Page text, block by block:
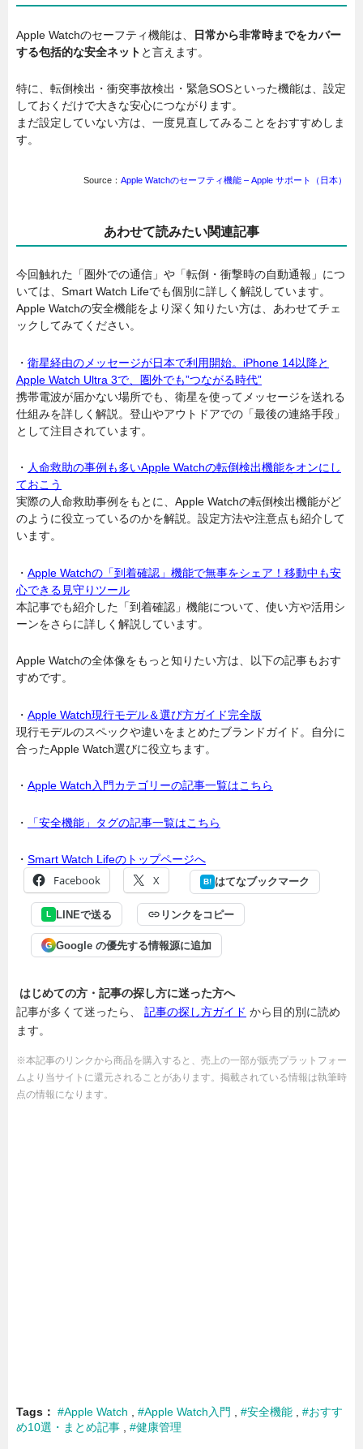
Apple Watchのセーフティ機能は、
日常から非常時までをカバー
する包括的な安全ネット と言えます。
特に、転倒検出・衝突事故検出・緊急SOSといった機能は、設定
しておくだけで大きな安心につながります。
まだ設定していない方は、一度見直してみることをおすすめしま
す。
Source： Apple Watchのセーフティ機能 – Apple サポート（日本）
あわせて読みたい関連記事
今回触れた「圏外での通信」や「転倒・衝撃時の自動通報」につ
いては、Smart Watch Lifeでも個別に詳しく解説しています。
Apple Watchの安全機能をより深く知りたい方は、あわせてチェ
ックしてみてください。
・ 衛星経由のメッセージが日本で利用開始。iPhone 14以降と
Apple Watch Ultra 3で、圏外でも”つながる時代”
携帯電波が届かない場所でも、衛星を使ってメッセージを送れる
仕組みを詳しく解説。登山やアウトドアでの「最後の連絡手段」
として注目されています。
・ 人命救助の事例も多いApple Watchの転倒検出機能をオンにし
ておこう
実際の人命救助事例をもとに、Apple Watchの転倒検出機能がど
のように役立っているのかを解説。設定方法や注意点も紹介して
います。
・ Apple Watchの「到着確認」機能で無事をシェア！移動中も安
心できる見守りツール
本記事でも紹介した「到着確認」機能について、使い方や活用シ
ーンをさらに詳しく解説しています。
Apple Watchの全体像をもっと知りたい方は、以下の記事もおす
すめです。
・ Apple Watch現行モデル＆選び方ガイド完全版
現行モデルのスペックや違いをまとめたブランドガイド。自分に
合ったApple Watch選びに役立ちます。
・ Apple Watch入門カテゴリーの記事一覧はこちら
・ 「安全機能」タグの記事一覧はこちら
・ Smart Watch Lifeのトップページへ
Facebook X B! はてなブックマーク
L LINEで送る リンクをコピー
G Google の優先する情報源に追加
はじめての方・記事の探し方に迷った方へ
記事が多くて迷ったら、 記事の探し方ガイド から目的別に読め
ます。
※本記事のリンクから商品を購入すると、売上の一部が販売プラットフォー
ムより当サイトに還元されることがあります。掲載されている情報は執筆時
点の情報になります。
Tags #Apple Watch #Apple Watch入門 #安全機能
#おすす
め10選・まとめ記事
#健康管理